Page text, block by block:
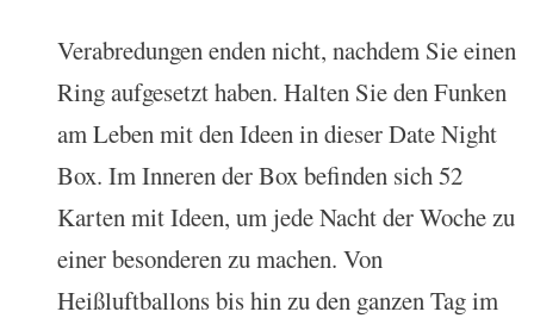
Verabredungen enden nicht, nachdem Sie einen
Ring aufgesetzt haben. Halten Sie den Funken
am Leben mit den Ideen in dieser Date Night
Box. Im Inneren der Box befinden sich 52
Karten mit Ideen, um jede Nacht der Woche zu
einer besonderen zu machen. Von
Heißluftballons bis hin zu den ganzen Tag im